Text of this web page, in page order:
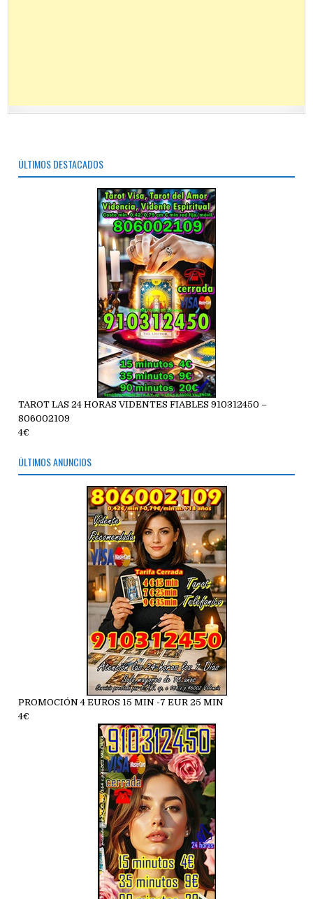
ÚLTIMOS DESTACADOS
TAROT LAS 24 HORAS VIDENTES FIABLES 910312450 –
806002109
4€
ÚLTIMOS ANUNCIOS
PROMOCIÓN 4 EUROS 15 MIN -7 EUR 25 MIN
4€